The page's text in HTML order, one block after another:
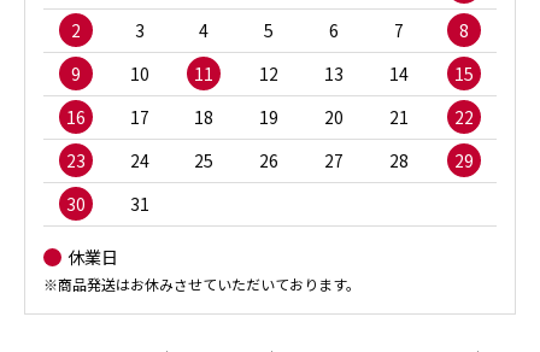
2
3 4 5 6 7
8
9
10 11 12 13 14
15
16
17 18 19 20 21
22
23
24 25 26 27 28
29
30
31
休業日
※商品発送はお休みさせていただいております。